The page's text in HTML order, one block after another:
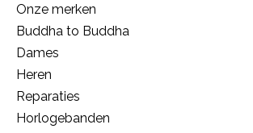
Onze merken
Buddha to Buddha
Dames
Heren
Reparaties
Horlogebanden